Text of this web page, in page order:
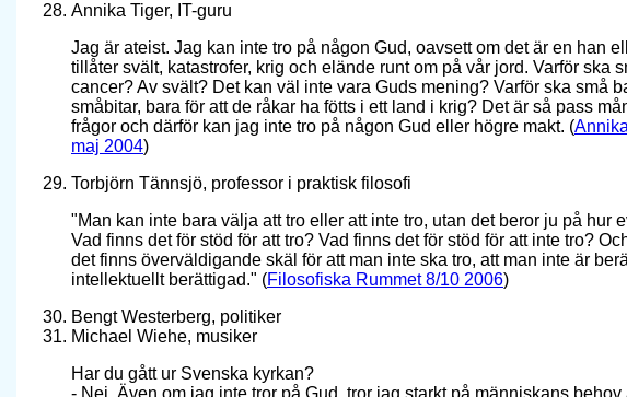
Annika Tiger, IT-guru
Jag är ateist. Jag kan inte tro på någon Gud, oavsett om det är en han
tillåter svält, katastrofer, krig och elände runt om på vår jord. Varför ska
cancer? Av svält? Det kan väl inte vara Guds mening? Varför ska små
småbitar, bara för att de råkar ha fötts i ett land i krig? Det är så pass
frågor och därför kan jag inte tro på någon Gud eller högre makt. (
maj 2004)
Torbjörn Tännsjö, professor i praktisk filosofi
"Man kan inte bara välja att tro eller att inte tro, utan det beror ju på hur
Vad finns det för stöd för att tro? Vad finns det för stöd för att inte tro?
det finns överväldigande skäl för att man inte ska tro, att man inte är
intellektuellt berättigad." (Filosofiska Rummet 8/10 2006)
Bengt Westerberg, politiker
Michael Wiehe, musiker
Har du gått ur Svenska kyrkan?